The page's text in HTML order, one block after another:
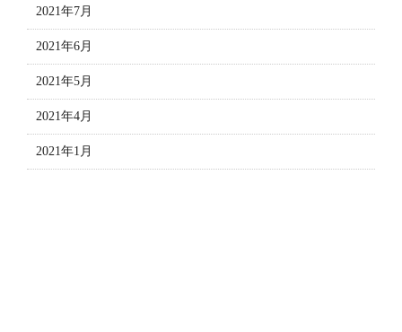
2021年7月
2021年6月
2021年5月
2021年4月
2021年1月